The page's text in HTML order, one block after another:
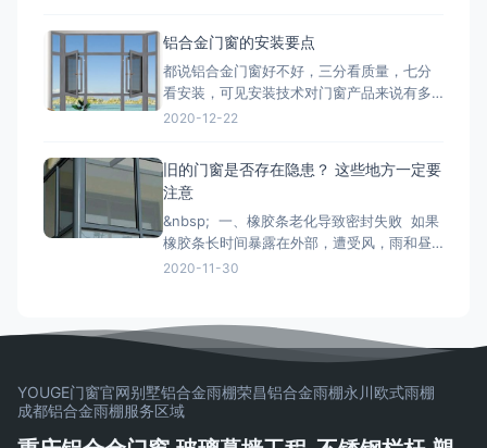
会影响您日后几十年的生活品质。 市面上的
门窗除了常见的木质材料加工制作而成的木
质门窗以外，更为常见的是类似下文
铝合金门窗的安装要点
都说铝合金门窗好不好，三分看质量，七分
看安装，可见安装技术对门窗产品来说有多
重要。下面小编来和大家简单说一下铝合金
定，门窗调整至横平竖直，再将衔接件与墙
体固定，固定办法按规划要求。固定结实后
即可拔去木楔。在门窗框与墙
2020-12-22
旧的门窗是否存在隐患？ 这些地方一定要
注意
&nbsp; 一、橡胶条老化导致密封失败 如果
橡胶条长时间暴露在外部，遭受风，雨和昼
夜温差的影响，劣质的密封条很容易老化并
金配件的重要活动部件通常是304不锈钢。
如果旧的门窗五金使用201不锈钢
2020-11-30
YOUGE门窗官网别墅铝合金雨棚荣昌铝合金雨棚永川欧式雨棚
成都铝合金雨棚服务区域